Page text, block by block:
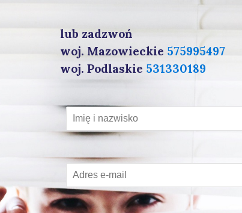
lub zadzwoń
woj. Mazowieckie 575995497
woj. Podlaskie 531330189